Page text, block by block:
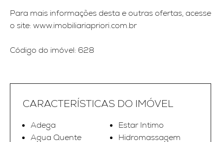
Para mais informações desta e outras ofertas, acesse
o site: www.imobiliariapriori.com.br
Código do imóvel: 628
CARACTERÍSTICAS DO IMÓVEL
Adega
Agua Quente
Estar Intimo
Hidromassagem